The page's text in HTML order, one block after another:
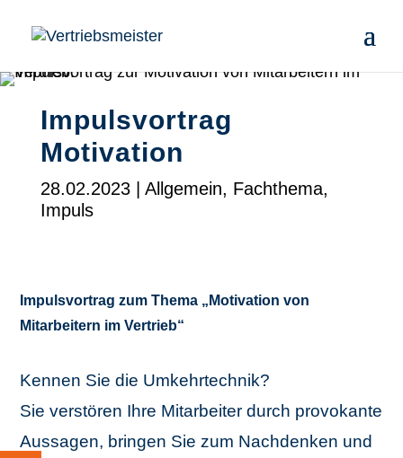
Impulsvortrag
Motivation
28.02.2023| Allgemein, Fachthema,
Impuls
Impulsvortrag zum Thema „Motivation von
Mitarbeitern im Vertrieb“
Kennen Sie die Umkehrtechnik?
Sie verstören Ihre Mitarbeiter durch provokante
Aussagen, bringen Sie zum Nachdenken und